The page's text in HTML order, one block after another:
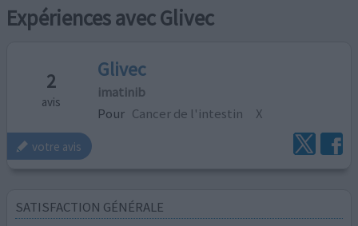
Expériences avec Glivec
2
avis
Glivec
imatinib
Pour Cancer de l'intestin X
votre avis
SATISFACTION GÉNÉRALE